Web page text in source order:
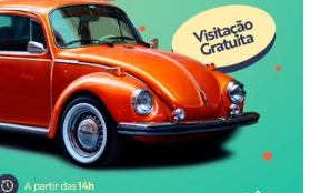
3570 - Vila Yolanda – Foz